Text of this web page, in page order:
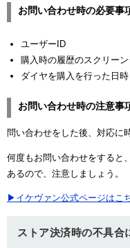
お問い合わせ時の必要事
ユーザーID
購入時の履歴のスクリーン
ダイヤを購入を行った日時
お問い合わせ時の注意事
問い合わせをした後、対応に
何度もお問い合わせをすると
あるので、注意しましょう。
▶イケヴァン公式ページはこ
ストア決済時の不具合